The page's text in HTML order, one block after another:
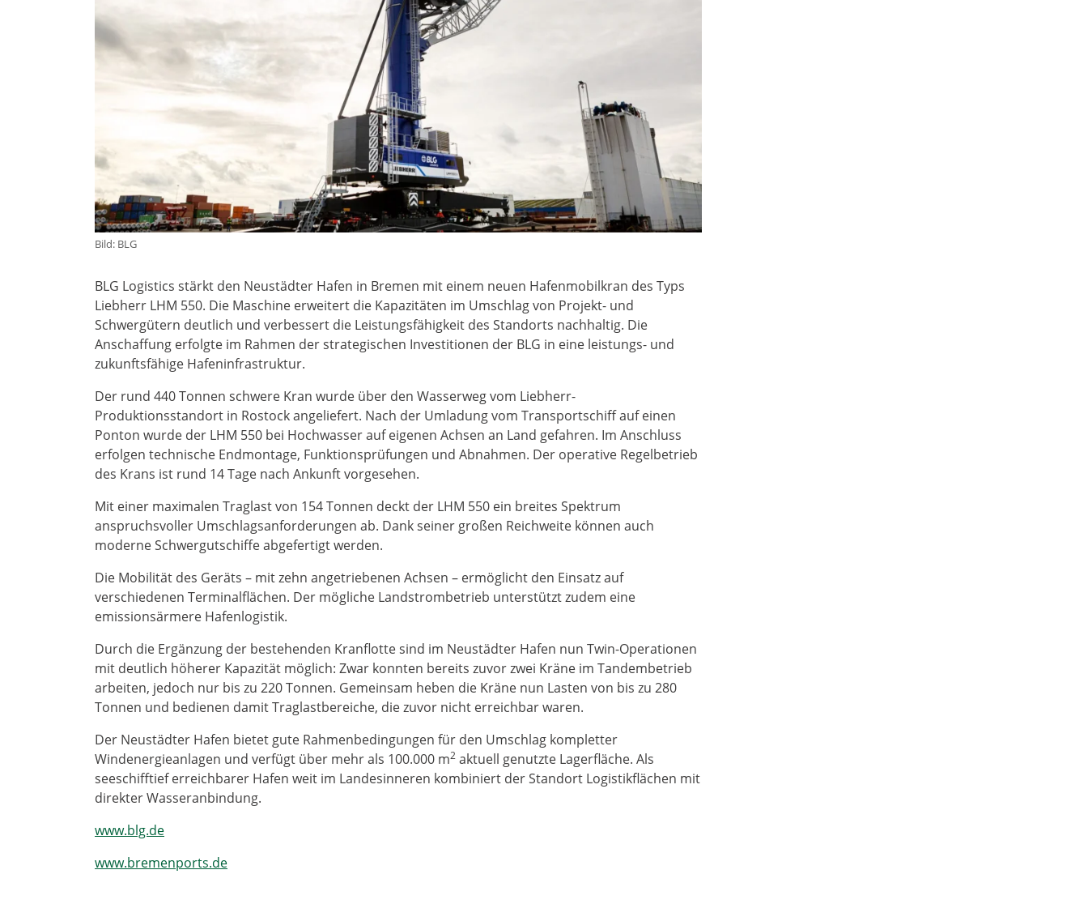
Bild: BLG
BLG Logistics stärkt den Neustädter Hafen in Bremen mit einem neuen Hafenmobilkran des Typs
Liebherr LHM 550. Die Maschine erweitert die Kapazitäten im Umschlag von Projekt- und
Schwergütern deutlich und verbessert die Leistungsfähigkeit des Standorts nachhaltig. Die
Anschaffung erfolgte im Rahmen der strategischen Investitionen der BLG in eine leistungs- und
zukunftsfähige Hafeninfrastruktur.
Der rund 440 Tonnen schwere Kran wurde über den Wasserweg vom Liebherr-
Produktionsstandort in Rostock angeliefert. Nach der Umladung vom Transportschiff auf einen
Ponton wurde der LHM 550 bei Hochwasser auf eigenen Achsen an Land gefahren. Im Anschluss
erfolgen technische Endmontage, Funktionsprüfungen und Abnahmen. Der operative Regelbetrieb
des Krans ist rund 14 Tage nach Ankunft vorgesehen.
Mit einer maximalen Traglast von 154 Tonnen deckt der LHM 550 ein breites Spektrum
anspruchsvoller Umschlagsanforderungen ab. Dank seiner großen Reichweite können auch
moderne Schwergutschiffe abgefertigt werden.
Die Mobilität des Geräts – mit zehn angetriebenen Achsen – ermöglicht den Einsatz auf
verschiedenen Terminalflächen. Der mögliche Landstrombetrieb unterstützt zudem eine
emissionsärmere Hafenlogistik.
Durch die Ergänzung der bestehenden Kranflotte sind im Neustädter Hafen nun Twin-Operationen
mit deutlich höherer Kapazität möglich: Zwar konnten bereits zuvor zwei Kräne im Tandembetrieb
arbeiten, jedoch nur bis zu 220 Tonnen. Gemeinsam heben die Kräne nun Lasten von bis zu 280
Tonnen und bedienen damit Traglastbereiche, die zuvor nicht erreichbar waren.
Der Neustädter Hafen bietet gute Rahmenbedingungen für den Umschlag kompletter
Windenergieanlagen und verfügt über mehr als 100.000 m2 aktuell genutzte Lagerfläche. Als
seeschifftief erreichbarer Hafen weit im Landesinneren kombiniert der Standort Logistikflächen mit
direkter Wasseranbindung.
www.blg.de
www.bremenports.de